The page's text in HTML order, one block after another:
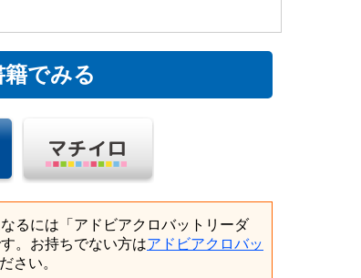
籍でみる
るには「アドビアクロバットリーダ
。お持ちでない方はアドビアクロバッ
さい。